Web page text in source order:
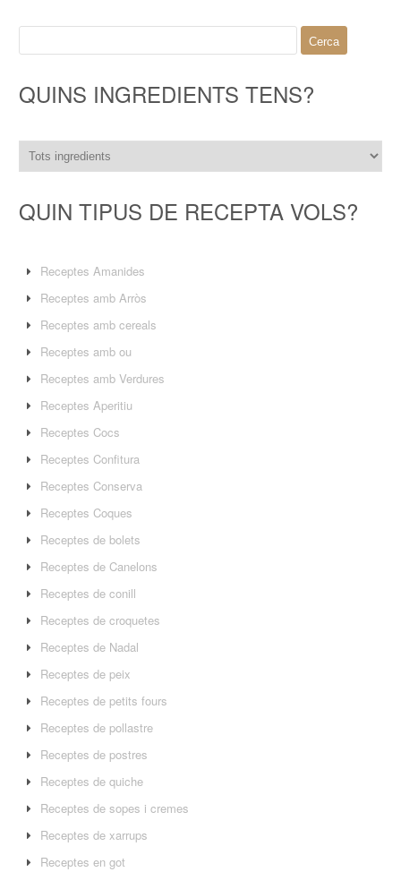
QUINS INGREDIENTS TENS?
QUIN TIPUS DE RECEPTA VOLS?
Receptes Amanides
Receptes amb Arròs
Receptes amb cereals
Receptes amb ou
Receptes amb Verdures
Receptes Aperitiu
Receptes Cocs
Receptes Confitura
Receptes Conserva
Receptes Coques
Receptes de bolets
Receptes de Canelons
Receptes de conill
Receptes de croquetes
Receptes de Nadal
Receptes de peix
Receptes de petits fours
Receptes de pollastre
Receptes de postres
Receptes de quiche
Receptes de sopes i cremes
Receptes de xarrups
Receptes en got